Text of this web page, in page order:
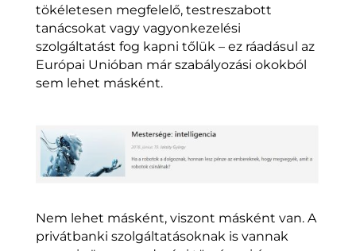
tökéletesen megfelelő, testreszabott
tanácsokat vagy vagyonkezelési
szolgáltatást fog kapni tőlük – ez ráadásul az
Európai Unióban már szabályozási okokból
sem lehet másként.
Nem lehet másként, viszont másként van. A
privátbanki szolgáltatásoknak is vannak